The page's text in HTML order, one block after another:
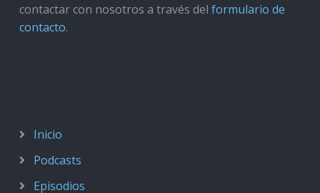
contactar con nosotros a través del formulario de
contacto.
Inicio
Podcasts
Episodios